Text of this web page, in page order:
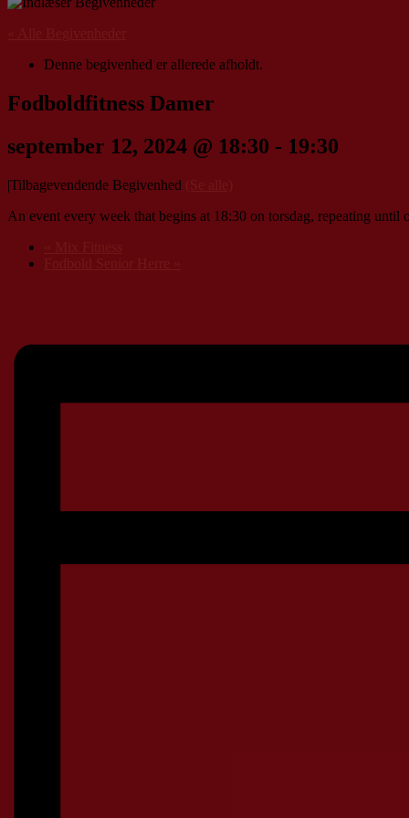
Denne begivenhed er allerede afholdt.
Fodboldfitness Damer
september 12, 2024 @ 18:30 - 19:30
|Tilbagevendende Begivenhed
An event every week that begins at 18:30 on torsdag, repeating until